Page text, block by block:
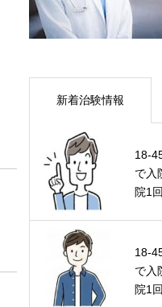
新着治験情報
18-
で入
院1
18-
で入
院1